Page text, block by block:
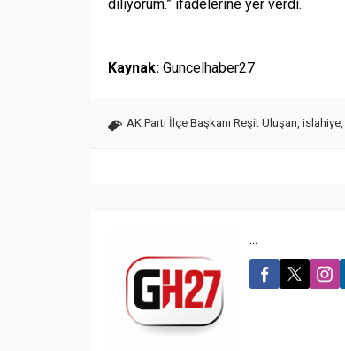
diliyorum.” ifadelerine yer verdi.
Kaynak: Guncelhaber27
AK Parti İlçe Başkanı Reşit Uluşan islahiye
...